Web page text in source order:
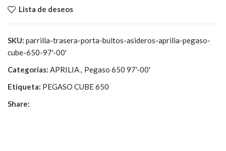
Lista de deseos
SKU: parrilla-trasera-porta-bultos-asideros-aprilia-pegaso-
cube-650-97'-00'
Categorías: APRILIA, Pegaso 650 97'-00'
Etiqueta: PEGASO CUBE 650
Share: